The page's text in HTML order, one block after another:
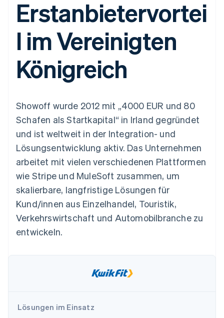
Zugriff auf mehr als
125
Zahlungen vor Ort
Authorization
Optimierung der
Autorisierungsraten
Bezahlvorgang
Connections
Verbundene
Datensynchronisierung
Product roadmap
Ausblick
Radar
Betrugsprävention
Geldmanagement
Plattformen
SaaS
Nach Branche
Gaming
Bewirtung, Reisen und
Freizeit
Versicherungen
Unterhaltung
Gemeinnützige
Organisationen
Fachdienstleistungen
Öffentlicher Sektor
Einzelhandel
Marktplatz auf
Grundlagen der
Abonnementverwaltung
So setzen Sie
nutzungsbasierte
Abrechnung um
Stablecoin-gestützte
Karten ausgeben: So
Verwaltung von
Diensten mit Agenten
App-Integrationen
Code-Beispiele
Entwickler-Blog
API-Status
Produkt-Roadmap
Stripe Sessions
Karriere
Newsroom
Stripe Press
Sales-Team
kontaktieren
Partner werden
Erstanbietervortei
l im Vereinigten
Königreich
Showoff wurde 2012 mit „4000 EUR und 80
Schafen als Startkapital“ in Irland gegründet
und ist weltweit in der Integration- und
Lösungsentwicklung aktiv. Das Unternehmen
arbeitet mit vielen verschiedenen Plattformen
wie Stripe und MuleSoft zusammen, um
skalierbare, langfristige Lösungen für
Kund/innen aus Einzelhandel, Touristik,
Verkehrswirtschaft und Automobilbranche zu
entwickeln.
Lösungen im Einsatz